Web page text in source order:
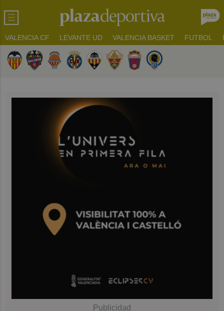
VALENCIA CF LEVANTE UD VALENCIA BASKET FUTBOL